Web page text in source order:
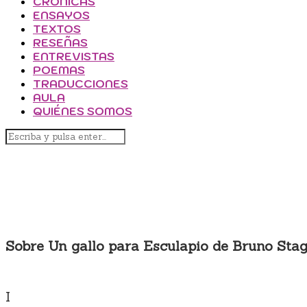
ENSAYOS
TEXTOS
RESEÑAS
ENTREVISTAS
POEMAS
TRADUCCIONES
AULA
QUIÉNES SOMOS
Sobre Un gallo para Esculapio de Bruno
I